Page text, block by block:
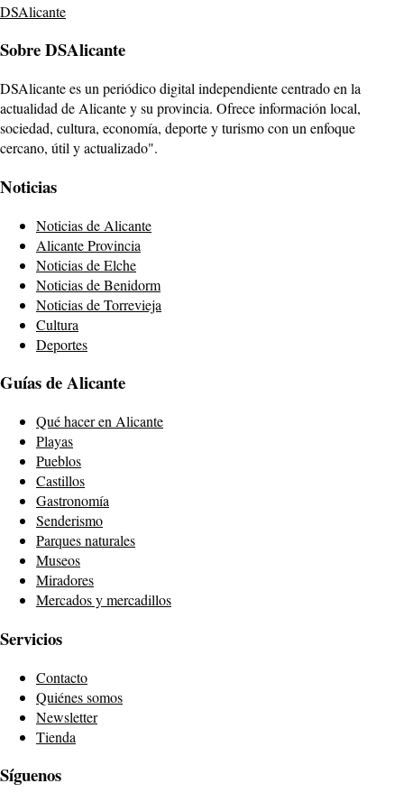
DSAlicante
Sobre DSAlicante
DSAlicante es un periódico digital independiente centrado en la
actualidad de Alicante y su provincia. Ofrece información local,
sociedad, cultura, economía, deporte y turismo con un enfoque
cercano, útil y actualizado".
Noticias
Noticias de Alicante
Alicante Provincia
Noticias de Elche
Noticias de Benidorm
Noticias de Torrevieja
Cultura
Deportes
Guías de Alicante
Qué hacer en Alicante
Playas
Pueblos
Castillos
Gastronomía
Senderismo
Parques naturales
Museos
Miradores
Mercados y mercadillos
Servicios
Contacto
Quiénes somos
Newsletter
Tienda
Síguenos